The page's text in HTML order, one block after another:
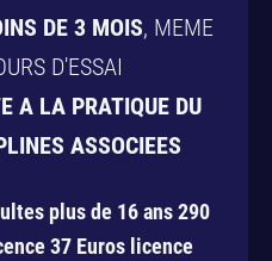
DE 3 MOIS, MEME
D'ESSAI
A LA PRATIQUE DU
ASSOCIEES
plus de 16 ans 290
37 Euros licence